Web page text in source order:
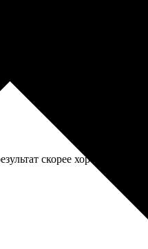
скорее хороший,